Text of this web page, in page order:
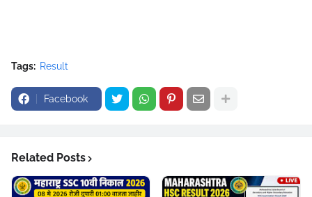
Tags: Result
Facebook
Related Posts